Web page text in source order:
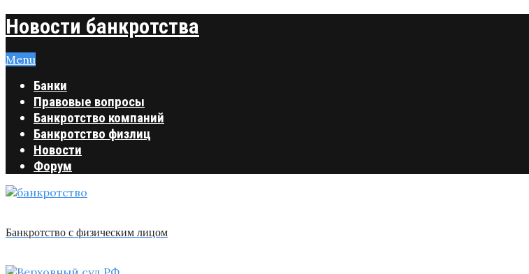
Новости банкротства
Menu
Банки
Правовые вопросы
Банкротство компаний
Банкротство физлиц
Новости
Форум
Банкротство с физическим лицом